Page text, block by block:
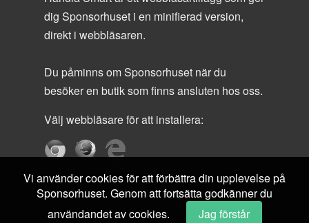
dig Sponsorhuset i en minifierad version,
direkt i webbläsaren.
Du påminns om Sponsorhuset när du
besöker en butik som finns ansluten hos oss.
Välj webbläsare för att installera:
Vi använder cookies för att förbättra din upplevelse på
Sponsorhuset. Genom att fortsätta godkänner du
användandet av cookies.
Jag förstår